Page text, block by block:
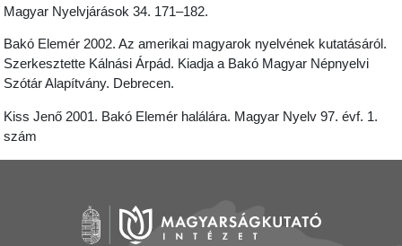
Magyar Nyelvjárások 34. 171–182.
Bakó Elemér 2002. Az amerikai magyarok nyelvének kutatásáról.
Szerkesztette Kálnási Árpád. Kiadja a Bakó Magyar Népnyelvi
Szótár Alapítvány. Debrecen.
Kiss Jenő 2001. Bakó Elemér halálára. Magyar Nyelv 97. évf. 1.
szám